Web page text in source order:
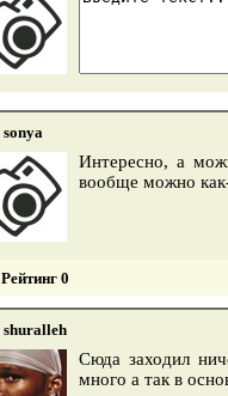
sonya
Интересно, а
вообще можно
Рейтинг 0
shuralleh
Сюда заходил
много а так в